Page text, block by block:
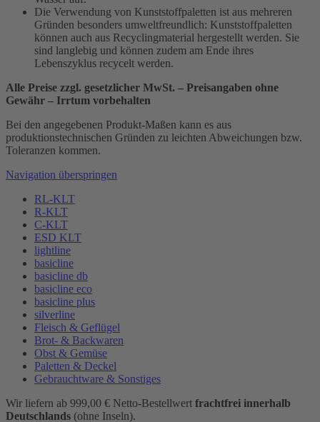
Die Verwendung von Kunststoffpaletten ist aus mehreren
Gründen besonders umweltfreundlich: Kunststoffpaletten
können auch aus Recyclingmaterial hergestellt werden. Sie
sind langlebig und können zudem am Ende ihres
Lebenszyklus recycelt werden.
Alle Preise zzgl. gesetzlicher MwSt. – Preisangaben ohne
Gewähr – Irrtum vorbehalten
Bei den angegebenen Produkt-Maßen kann es aus
produktionstechnischen Gründen zu leichten Abweichungen bzw.
Toleranzen kommen.
Navigation überspringen
RL-KLT
R-KLT
C-KLT
ESD KLT
lightline
basicline
basicline db
basicline eco
basicline plus
silverline
Fleisch & Geflügel
Brot- & Backwaren
Obst & Gemüse
Paletten & Deckel
Gebrauchtware & Sonstiges
Wir liefern ab 999,00 € Netto-Bestellwert frachtfrei innerhalb
Deutschlands (ohne Inseln).